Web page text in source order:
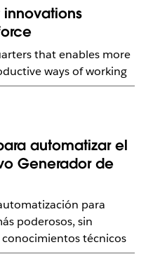
that enables more
ways of working
automatizar el
Generador de
para
poderosos, sin
técnicos